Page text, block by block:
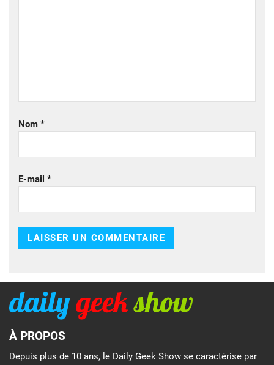
Nom *
E-mail *
À PROPOS
Depuis plus de 10 ans, le Daily Geek Show se caractérise par